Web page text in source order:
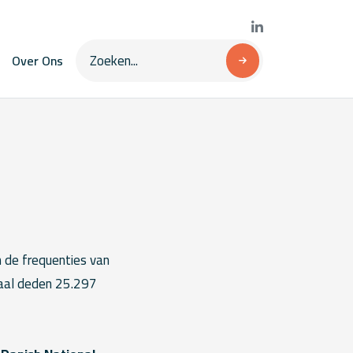
Over Ons
frequenties van
deden 25.297